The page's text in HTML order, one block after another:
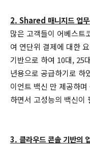
2. Shared 매니지드 업무
많은 고객들이 어베스트
여 연단위 결제에 대한
기반으로 하여 10대, 25
년용으로 공급하기로 하
이언트 백신 만 제공하
하면서 고성능의 백신이
3. 클라우드 콘솔 기반의